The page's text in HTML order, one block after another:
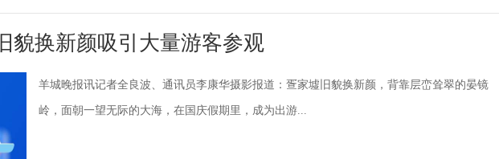
貌换新颜吸引大量游客参观
羊城晚报讯记者全良波、通讯员李康华摄影报道：疍家墟旧貌换新颜，背靠层峦耸翠的晏镜
岭，面朝一望无际的大海，在国庆假期里，成为出游...